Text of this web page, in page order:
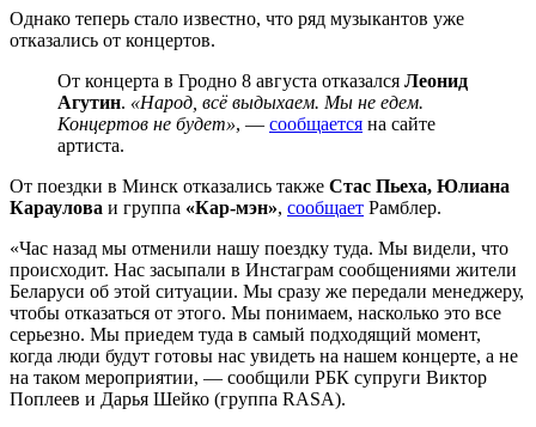
Однако теперь стало известно, что ряд музыкантов уже
отказались от концертов.
От концерта в Гродно 8 августа отказался Леонид
Агутин. «Народ, всё выдыхаем. Мы не едем.
Концертов не будет», — сообщается на сайте
артиста.
От поездки в Минск отказались также Стас Пьеха, Юлиана
Караулова и группа «Кар-мэн», сообщает Рамблер.
«Час назад мы отменили нашу поездку туда. Мы видели, что
происходит. Нас засыпали в Инстаграм сообщениями жители
Беларуси об этой ситуации. Мы сразу же передали менеджеру,
чтобы отказаться от этого. Мы понимаем, насколько это все
серьезно. Мы приедем туда в самый подходящий момент,
когда люди будут готовы нас увидеть на нашем концерте, а не
на таком мероприятии, — сообщили РБК супруги Виктор
Поплеев и Дарья Шейко (группа RASA).